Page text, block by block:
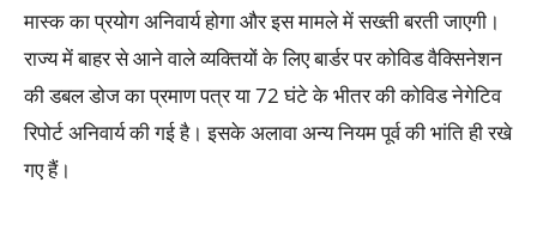
मास्क का प्रयोग अनिवार्य होगा और इस मामले में सख्ती बरती जाएगी।
राज्य में बाहर से आने वाले व्यक्तियों के लिए बार्डर पर कोविड वैक्सिनेशन
की डबल डोज का प्रमाण पत्र या 72 घंटे के भीतर की कोविड नेगेटिव
रिपोर्ट अनिवार्य की गई है। इसके अलावा अन्य नियम पूर्व की भांति ही रखे
गए हैं।